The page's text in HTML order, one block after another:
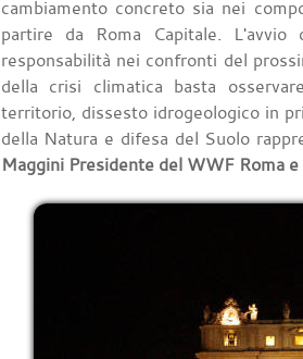
cambiamento concreto sia nei
partire da Roma Capitale.
responsabilità nei confronti del
della crisi climatica basta
territorio, dissesto idrogeologico in
della Natura e difesa del Suolo
Maggini Presidente del WWF Roma